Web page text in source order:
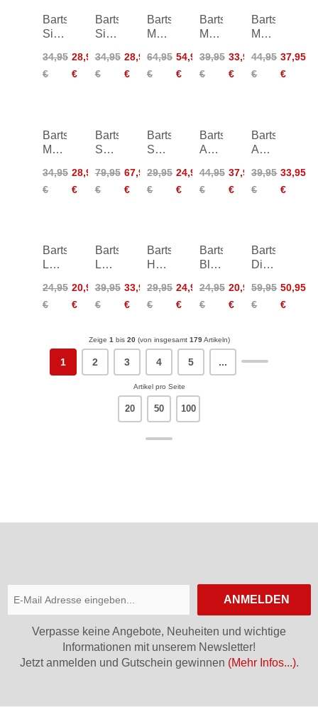
Barts
Simoa
34,95
€
28,95
€
Barts
Simoa
34,95
€
28,95
€
Barts
Melyd
Top
64,95
€
54,95
€
Barts
Melyd
Waist
Briefs
39,95
€
33,95
€
Barts
Mahry
44,95
€
37,95
€
Barts
Mahry
Bum
Side
34,95
€
28,95
€
Barts
Solid
Shaping
One
79,95
€
67,95
€
Barts
Solid
Bum
Side
29,95
€
24,95
€
Barts
Abanov
Fancy
44,95
€
37,95
€
Barts
Abanov
Leg
Briefs
39,95
€
33,95
€
Barts
Leylaf
24,95
€
20,95
€
Barts
Lazey
Bag
39,95
€
33,95
€
Barts
Hayze
29,95
€
24,95
€
Barts
Bloomzy
24,95
€
20,95
€
Barts
Dieuw
59,95
€
50,95
€
Zeige 1bis 20(von insgesamt 179Artikeln)
1 2 3 4 5 ...
Artikel pro Seite
20 50 100
ANMELDEN
Verpasse keine Angebote, Neuheiten und wichtige
Informationen mit unserem Newsletter!
Jetzt anmelden und Gutschein gewinnen (Mehr Infos...).